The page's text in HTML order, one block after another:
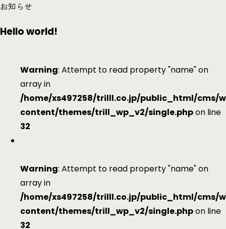
お知らせ
Hello world!
Warning: Attempt to read property "name" on
array in
/home/xs497258/trilll.co.jp/public_html/cms/
content/themes/trill_wp_v2/single.phpon line
32
Warning: Attempt to read property "name" on
array in
/home/xs497258/trilll.co.jp/public_html/cms/
content/themes/trill_wp_v2/single.phpon line
32